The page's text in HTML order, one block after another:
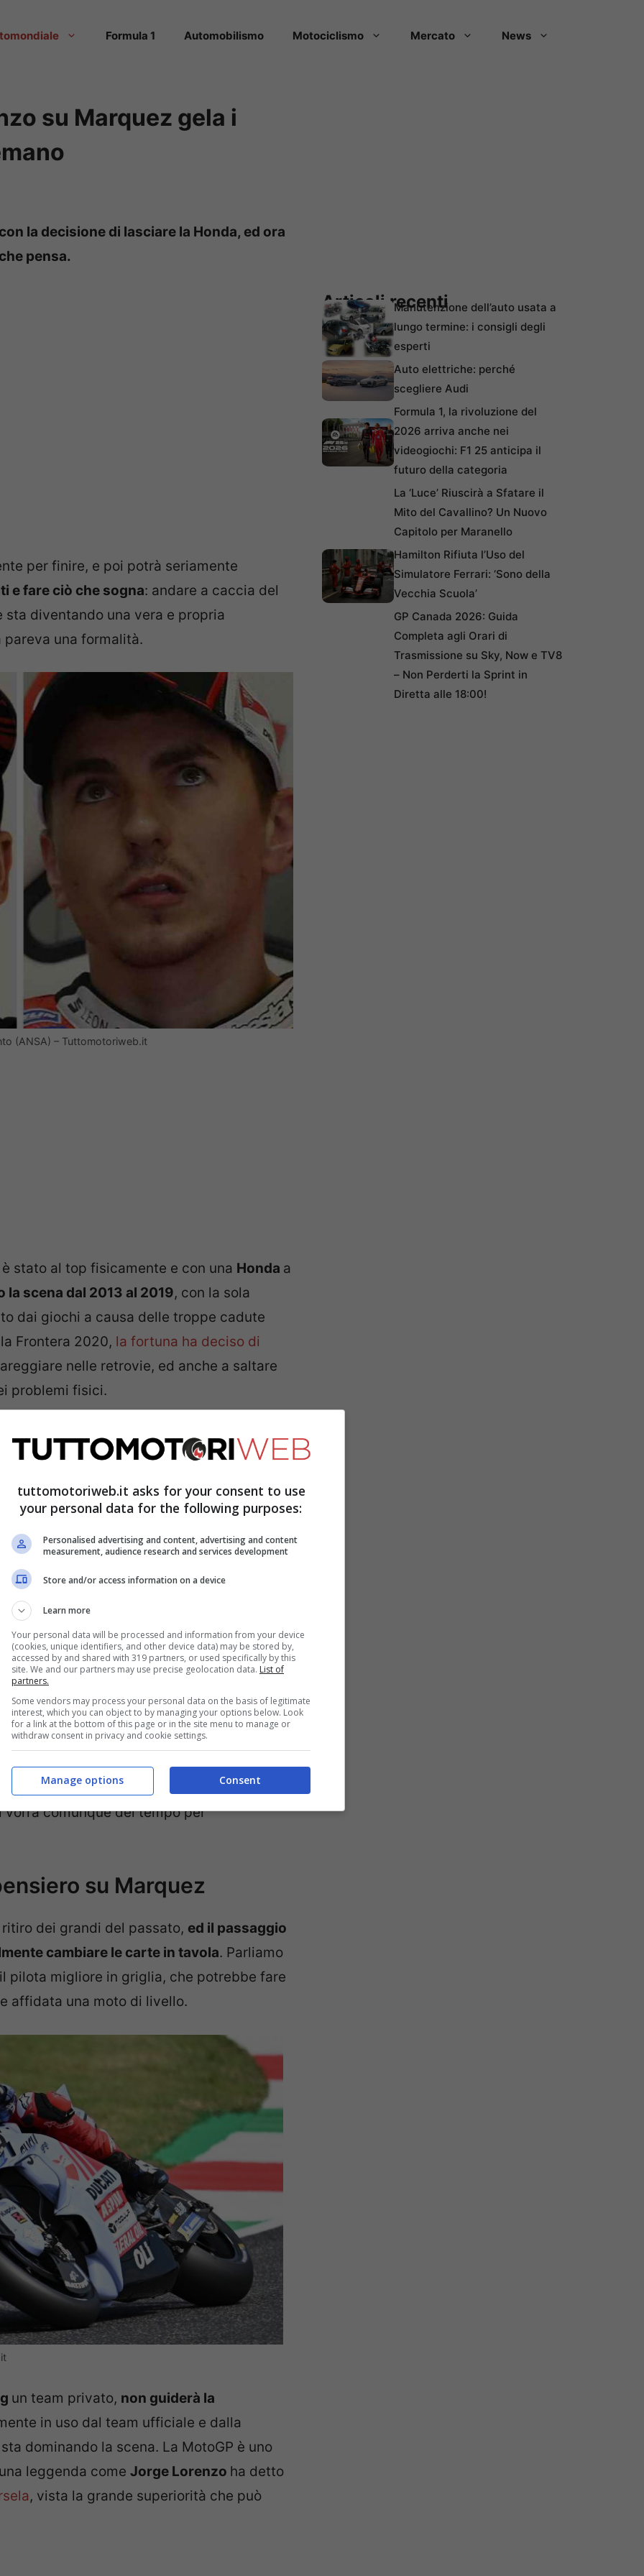
Formula 1 Automobilismo Motociclismo Mercato News
su Marquez gela i
la decisione di lasciare la Honda, ed ora
pensa.
per finire, e poi potrà seriamente
e fare ciò che sogna: andare a caccia del
diventando una vera e propria
pareva una formalità.
(ANSA) – Tuttomotoriweb.it
stato al top fisicamente e con una Honda a
la scena dal 2013 al 2019, con la sola
dai giochi a causa delle troppe cadute
Frontera 2020, la fortuna ha deciso di
nelle retrovie, ed anche a saltare
problemi fisici.
ad una condizione fisica accettabile, ma
moto che sia competitiva, ed è da qui che è
, accettando persino di diventare un pilota di
il fenomeno della MotoGP arriverà subito
la prima volta sulla Desmosedici nei test
iniziare a capire il valore di questo
comunque del tempo per
su Marquez
dei grandi del passato, ed il passaggio
cambiare le carte in tavola. Parliamo
pilota migliore in griglia, che potrebbe fare
affidata una moto di livello.
un team privato, non guiderà la
in uso dal team ufficiale e dalla
dominando la scena. La MotoGP è uno
leggenda come Jorge Lorenzo ha detto
, vista la grande superiorità che può
Articoli recentiManutenzione dell’auto usata a
lungo termine: i consigli degli
esperti
Auto elettriche: perché
scegliere Audi
Formula 1, la rivoluzione del
2026 arriva anche nei
videogiochi: F1 25 anticipa il
futuro della categoria
La ‘Luce’ Riuscirà a Sfatare il
Mito del Cavallino? Un Nuovo
Capitolo per Maranello
Hamilton Rifiuta l’Uso del
Simulatore Ferrari: ‘Sono della
Vecchia Scuola’
GP Canada 2026: Guida
Completa agli Orari di
Trasmissione su Sky, Now e TV8
– Non Perderti la Sprint in
Diretta alle 18:00!
tuttomotoriweb.it asks for your consent to use
your personal data for the following purposes:
Personalised advertising and content, advertising and content
measurement, audience research and services development
Store and/or access information on a device
Learn more
Your personal data will be processed and information from your device
(cookies, unique identifiers, and other device data) may be stored by,
accessed by and shared with 319 partners, or used specifically by this
site. We and our partners may use precise geolocation data. List of
partners.
Some vendors may process your personal data on the basis of legitimate
interest, which you can object to by managing your options below. Look
for a link at the bottom of this page or in the site menu to manage or
withdraw consent in privacy and cookie settings.
Consent
Manage options